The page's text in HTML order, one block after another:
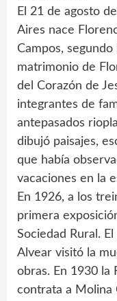
El 21 de agosto
Aires nace
Campos,
matrimonio de
del Corazón de
integrantes de
antepasados
dibujó paisajes,
que había
vacaciones en la
En 1926, a los
primera
Sociedad Rural.
Alvear visitó la
obras. En 1930 la
contrata a Molina